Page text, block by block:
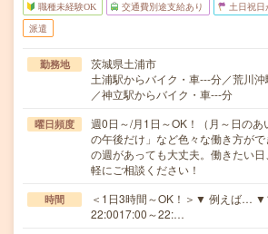
職種未経験OK 交通費別途支給あり 土日祝日
派遣
勤務地
茨城県土浦市
土浦駅からバイク・車---分／荒川
／神立駅からバイク・車---分
曜日頻度
週0日～/月1日～OK！（月～日の
の午後だけ」など色々な働き方が
の週があっても大丈夫。働きたい
軽にご相談ください！
時間
＜1日3時間～OK！＞▼ 例えば…
22:0017:00～22:…